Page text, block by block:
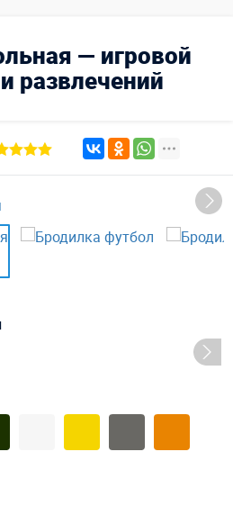
— игровой
развлечений